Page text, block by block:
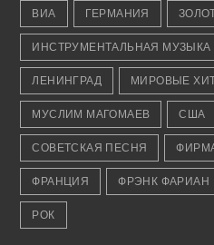
ВИА ГЕРМАНИЯ
ИНСТРУМЕНТАЛЬНАЯ МУЗЫКА
ЛЕНИНГРАД МИРОВЫЕ
МУСЛИМ МАГОМАЕВ США
СОВЕТСКАЯ ПЕСНЯ
ФРАНЦИЯ ФРЭНК ФАРИАН
РОК